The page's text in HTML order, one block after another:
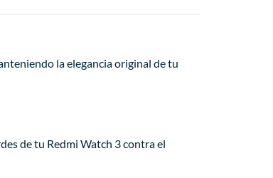
la elegancia original de tu
de tu Redmi Watch 3 contra el